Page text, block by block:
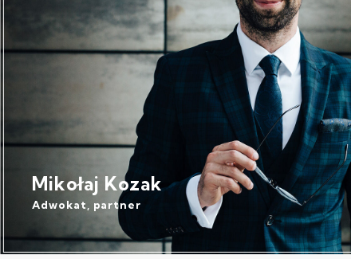
Mikołaj Kozak
Adwokat, partner